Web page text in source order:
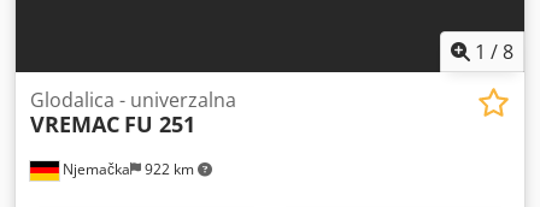
1 /8
Njemačka 922 km
Glodalica - univerzalna
VREMAC FU 251